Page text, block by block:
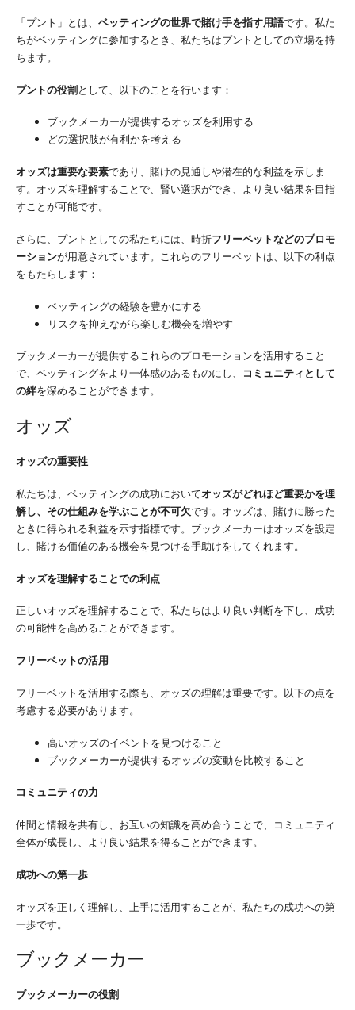
「プント」とは、 ベッティングの世界で賭け手を指す用語です。私た
ちがベッティングに参加するとき、私たちはプントとしての立場を持
ちます。
プントの役割として、以下のことを行います：
ブックメーカーが提供するオッズを利用する
どの選択肢が有利かを考える
オッズは重要な要素であり、賭けの見通しや潜在的な利益を示しま
す。オッズを理解することで、賢い選択ができ、より良い結果を目指
すことが可能です。
さらに、プントとしての私たちには、時折フリーベットなどのプロモ
ーションが用意されています。これらのフリーベットは、以下の利点
をもたらします：
ベッティングの経験を豊かにする
リスクを抑えながら楽しむ機会を増やす
ブックメーカーが提供するこれらのプロモーションを活用すること
で、ベッティングをより一体感のあるものにし、
コミュニティとして
の絆を深めることができます。
オッズ
オッズの重要性
私たちは、ベッティングの成功においてオッズがどれほど重要かを理
解し、その仕組みを学ぶことが不可欠です。オッズは、賭けに勝った
ときに得られる利益を示す指標です。ブックメーカーはオッズを設定
し、賭ける価値のある機会を見つける手助けをしてくれます。
オッズを理解することでの利点
正しいオッズを理解することで、私たちはより良い判断を下し、成功
の可能性を高めることができます。
フリーベットの活用
フリーベットを活用する際も、オッズの理解は重要です。以下の点を
考慮する必要があります。
高いオッズのイベントを見つけること
ブックメーカーが提供するオッズの変動を比較すること
コミュニティの力
仲間と情報を共有し、お互いの知識を高め合うことで、コミュニティ
全体が成長し、より良い結果を得ることができます。
成功への第一歩
オッズを正しく理解し、上手に活用することが、私たちの成功への第
一歩です。
ブックメーカー
ブックメーカーの役割